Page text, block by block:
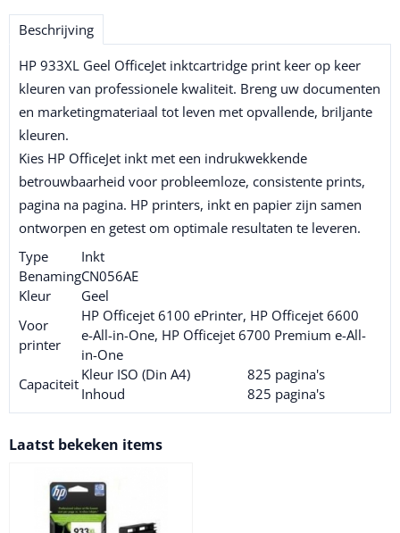
Beschrijving
HP 933XL Geel OfficeJet inktcartridge print keer op keer
kleuren van professionele kwaliteit. Breng uw documenten
en marketingmateriaal tot leven met opvallende, briljante
kleuren.
Kies HP OfficeJet inkt met een indrukwekkende
betrouwbaarheid voor probleemloze, consistente prints,
pagina na pagina. HP printers, inkt en papier zijn samen
ontworpen en getest om optimale resultaten te leveren.
Type
Inkt
BenamingCN056AE
Kleur
Geel
Voor
printer
HP Officejet 6100 ePrinter, HP Officejet 6600
e-All-in-One, HP Officejet 6700 Premium e-All-
in-One
Capaciteit
Kleur ISO (Din A4)
825 pagina's
Inhoud
825 pagina's
Laatst bekeken items